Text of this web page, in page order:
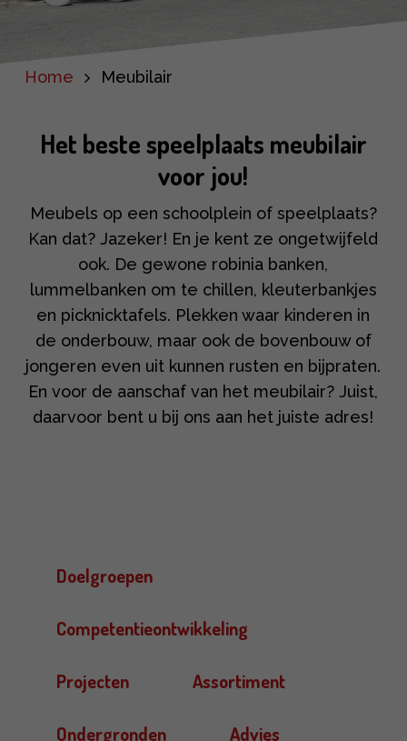
Home Meubilair
Het beste speelplaats meubilair
voor jou!
Meubels op een schoolplein of speelplaats?
Kan dat? Jazeker! En je kent ze ongetwijfeld
ook. De gewone robinia banken,
lummelbanken om te chillen, kleuterbankjes
en picknicktafels. Plekken waar kinderen in
de onderbouw, maar ook de bovenbouw of
jongeren even uit kunnen rusten en bijpraten.
En voor de aanschaf van het meubilair? Juist,
daarvoor bent u bij ons aan het juiste adres!
Doelgroepen
Competentieontwikkeling
Projecten Assortiment
Ondergronden Advies